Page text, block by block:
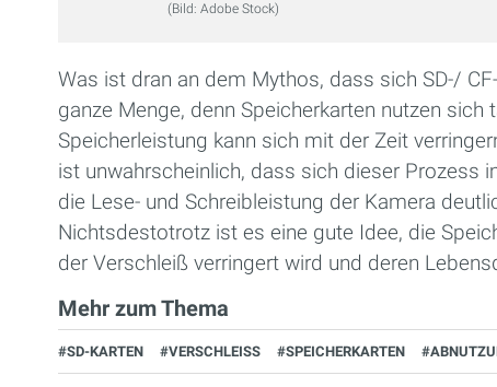
(Bild: Adobe Stock)
Was ist dran an dem Mythos, dass sich SD-/
ganze Menge, denn Speicherkarten nutzen
Speicherleistung kann sich mit der Zeit
ist unwahrscheinlich, dass sich dieser Prozess
die Lese- und Schreibleistung der Kamera
Nichtsdestotrotz ist es eine gute Idee, die
der Verschleiß verringert wird und deren
Mehr zum Thema
#SD-KARTEN #VERSCHLEISS #SPEICHERKARTEN